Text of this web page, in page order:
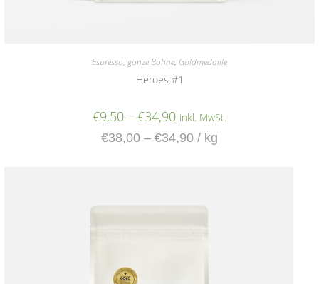
Espresso, ganze Bohne, Goldmedaille
Heroes #1
€9,50 – €34,90 inkl. MwSt.
€38,00 – €34,90 / kg